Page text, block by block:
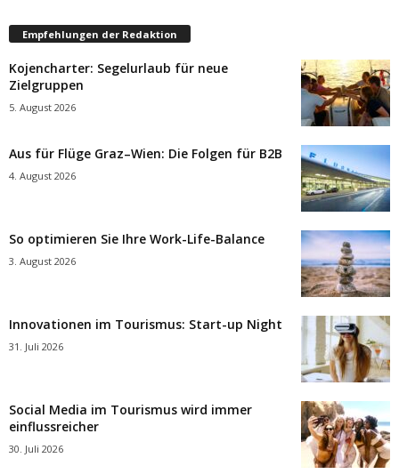
Empfehlungen der Redaktion
Kojencharter: Segelurlaub für neue
Zielgruppen
5. August 2026
Aus für Flüge Graz–Wien: Die Folgen für B2B
4. August 2026
So optimieren Sie Ihre Work-Life-Balance
3. August 2026
Innovationen im Tourismus: Start-up Night
31. Juli 2026
Social Media im Tourismus wird immer
einflussreicher
30. Juli 2026